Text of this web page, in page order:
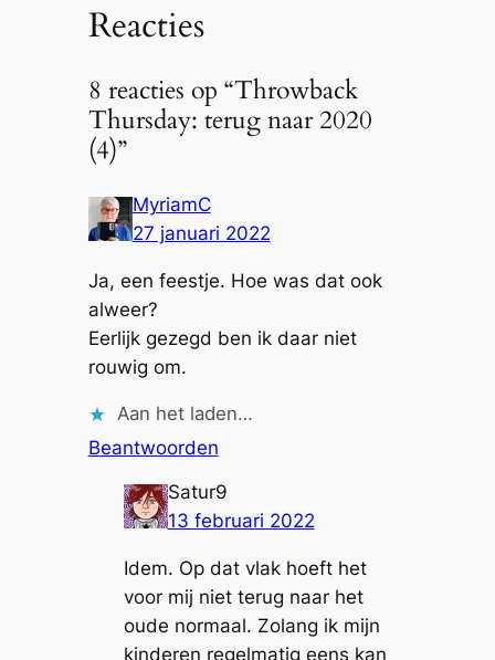
Reacties
8 reacties op “Throwback
Thursday: terug naar 2020
(4)”
MyriamC
27 januari 2022
Ja, een feestje. Hoe was dat ook
alweer?
Eerlijk gezegd ben ik daar niet
rouwig om.
Aan het laden…
Beantwoorden
Satur9
13 februari 2022
Idem. Op dat vlak hoeft het
voor mij niet terug naar het
oude normaal. Zolang ik mijn
kinderen regelmatig eens kan